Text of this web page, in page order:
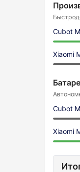
Cubot
Xiaomi
Cubot
Xiaomi